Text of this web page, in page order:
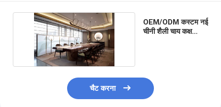
OEM/ODM कस्टम नई
चीनी शैली चाय कक्ष
चैट करना